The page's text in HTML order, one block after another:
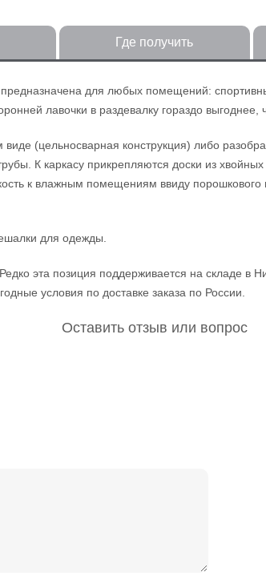
Где получить
для любых помещений:
лавочки в раздевалку гораздо выгоднее,
(цельносварная конструкция) либо
К каркасу прикрепляются доски из
к влажным помещениям ввиду
для одежды.
эта позиция поддерживается на складе в
условия по доставке заказа по России.
Оставить отзыв или вопрос